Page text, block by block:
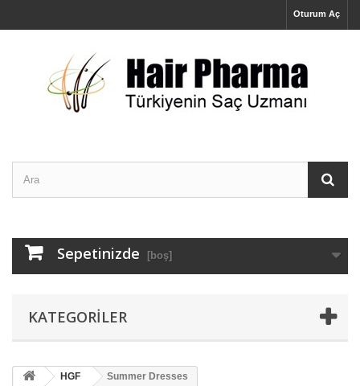
Oturum Aç
Sepetinizde [boş]
KATEGORILER
HGF Summer Dresses